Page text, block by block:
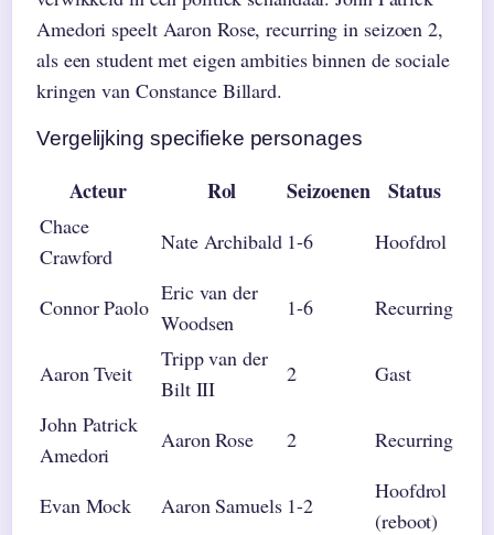
Amedori speelt Aaron Rose, recurring in seizoen 2,
als een student met eigen ambities binnen de sociale
kringen van Constance Billard.
Vergelijking specifieke personages
Acteur Rol Seizoenen Status
Chace
Crawford
Nate Archibald 1-6 Hoofdrol
Connor Paolo
Eric van der
Woodsen
1-6 Recurring
Aaron Tveit
Tripp van der
Bilt III
2
Gast
John Patrick
Amedori
Aaron Rose 2 Recurring
Evan Mock Aaron Samuels 1-2
Hoofdrol
(reboot)